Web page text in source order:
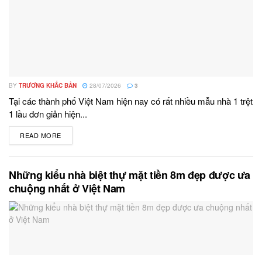
BY TRƯƠNG KHẮC BẢN 28/07/2026 3
Tại các thành phố Việt Nam hiện nay có rất nhiều mẫu nhà 1 trệt
1 lầu đơn giản hiện...
READ MORE
Những kiểu nhà biệt thự mặt tiền 8m đẹp được ưa
chuộng nhất ở Việt Nam